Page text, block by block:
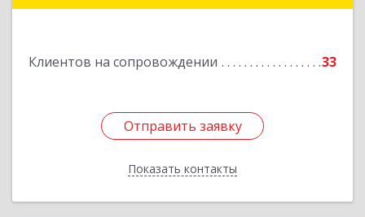
Клиентов на сопровождении 33
Отправить заявку
Показать контакты
Подробнее
Отправить заявку
Назад